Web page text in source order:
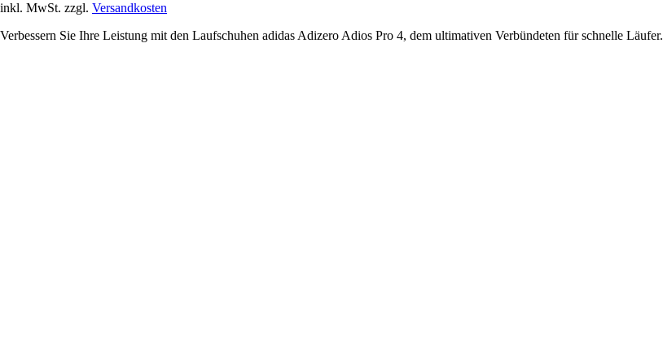
inkl. MwSt. zzgl. Versandkosten
Verbessern Sie Ihre Leistung mit den Laufschuhen adidas Adizero Adios Pro 4, dem ultimativen Verbündeten für schnelle Läufer.